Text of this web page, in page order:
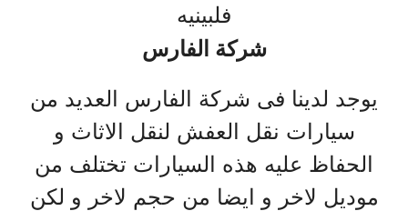
فلبينيه
شركة الفارس
يوجد لدينا فى شركة الفارس العديد من
سيارات نقل العفش لنقل الاثاث و
الحفاظ عليه هذه السيارات تختلف من
موديل لاخر و ايضا من حجم لاخر و لكن